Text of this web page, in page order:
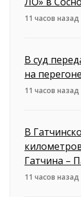
11 часов назад
В суд
на
11 часов назад
В
Гатчина –
11 часов назад